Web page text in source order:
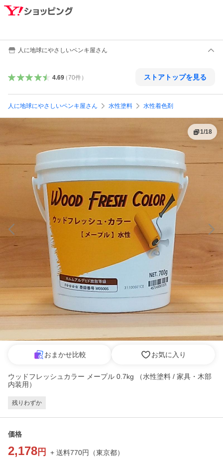
人に地球にやさしいペンキ屋さん
4.69（70件） ストアトップを見る
人に地球にやさしいペンキ屋さん 水性塗料 水性着色剤
1/18
おまかせ比較 お気に入り
ウッドフレッシュカラー メープル 0.7kg （水性塗料 / 家具・木部
内装用）
残りわずか
価格
2,178 円 + 送料770円 （東京都）